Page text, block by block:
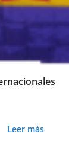
Leer más